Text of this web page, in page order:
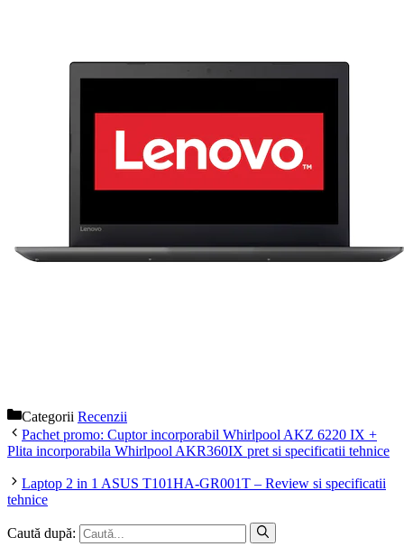
Categorii Recenzii
Pachet promo: Cuptor incorporabil Whirlpool AKZ 6220 IX +
Plita incorporabila Whirlpool AKR360IX pret si specificatii tehnice
Laptop 2 in 1 ASUS T101HA-GR001T – Review si specificatii
tehnice
Caută după: